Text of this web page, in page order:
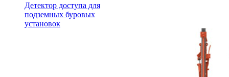
Детектор доступа для
подземных буровых
установок